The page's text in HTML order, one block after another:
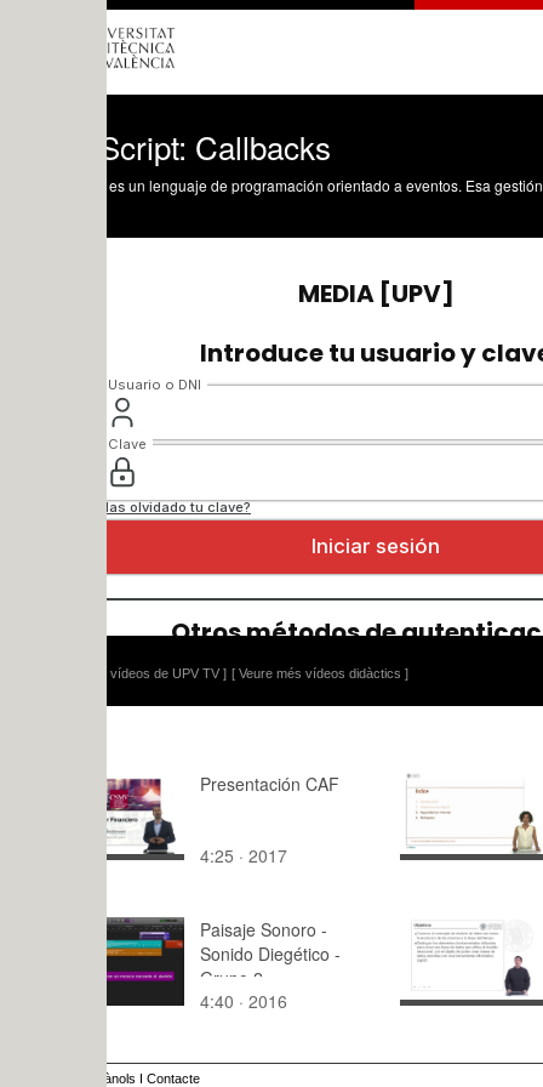
Callbacks
vídeos de UPV TV ] [ Veure més vídeos didàctics ]
Presentación CAF
4:25 · 2017
Lección
12:34 ·
Paisaje Sonoro -
Sonido Diegético -
Grupo 2
4:40 · 2016
Microsoft
Estructura
base de
relacional
10:24 ·